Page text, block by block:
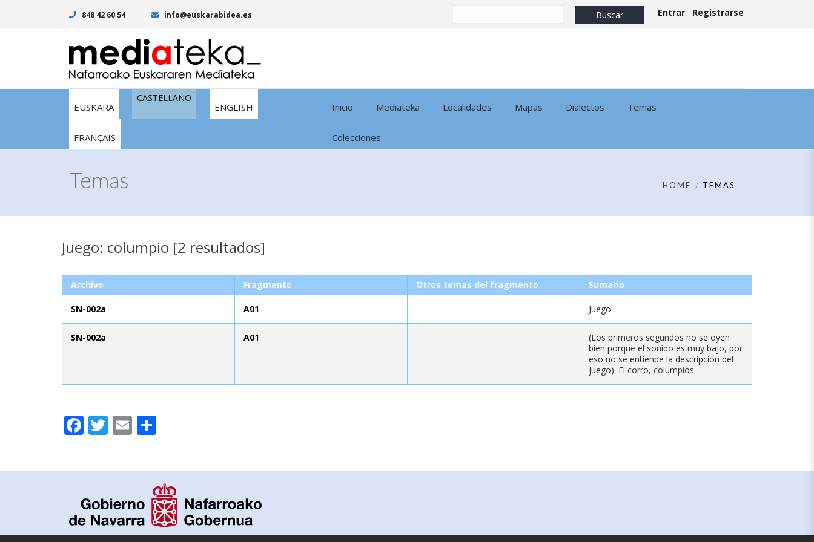
848 42 60 54 info@euskarabidea.es Entrar Registrarse
EUSKARA
CASTELLANO
ENGLISH
FRANÇAIS
Inicio Mediateka Localidades Mapas Dialectos Temas
Colecciones
Temas HOME TEMAS
Juego: columpio [2 resultados]
Archivo Fragmento Otros temas del fragmento Sumario
SN-002a A01 Juego.
SN-002a A01
(Los primeros segundos no se oyen
bien porque el sonido es muy bajo, por
eso no se entiende la descripción del
juego). El corro, columpios.
Facebook
Twitter
Email